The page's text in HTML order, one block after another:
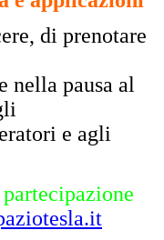
di prenotare
nella pausa al
e agli